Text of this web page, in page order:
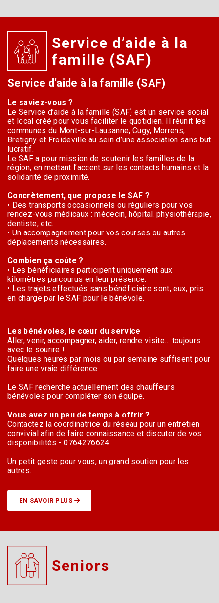
Service d’aide à la
famille (SAF)
Service d’aide à la famille (SAF)
Le saviez-vous ?
Le Service d’aide à la famille (SAF) est un service social
et local créé pour vous faciliter le quotidien. Il réunit les
communes du Mont-sur-Lausanne, Cugy, Morrens,
Bretigny et Froideville au sein d’une association sans but
lucratif.
Le SAF a pour mission de soutenir les familles de la
région, en mettant l’accent sur les contacts humains et la
solidarité de proximité.
Concrètement, que propose le SAF ?
• Des transports occasionnels ou réguliers pour vos
rendez-vous médicaux : médecin, hôpital, physiothérapie,
dentiste, etc.
• Un accompagnement pour vos courses ou autres
déplacements nécessaires.
Combien ça coûte ?
• Les bénéficiaires participent uniquement aux
kilomètres parcourus en leur présence.
• Les trajets effectués sans bénéficiaire sont, eux, pris
en charge par le SAF pour le bénévole.
Les bénévoles, le cœur du service
Aller, venir, accompagner, aider, rendre visite… toujours
avec le sourire !
Quelques heures par mois ou par semaine suffisent pour
faire une vraie différence.
Le SAF recherche actuellement des chauffeurs
bénévoles pour compléter son équipe.
Vous avez un peu de temps à offrir ?
Contactez la coordinatrice du réseau pour un entretien
convivial afin de faire connaissance et discuter de vos
disponibilités -0764276624
Un petit geste pour vous, un grand soutien pour les
autres.
EN SAVOIR PLUS
Seniors